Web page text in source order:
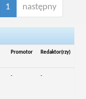
1 następny
Promotor Redaktor(rzy)
- -